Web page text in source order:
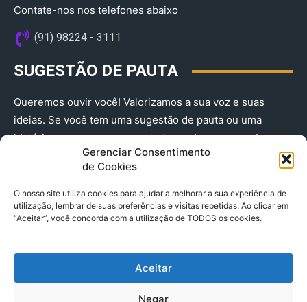
Gerenciar Consentimento
de Cookies
O nosso site utiliza cookies para ajudar a melhorar a sua experiência de
utilização, lembrar de suas preferências e visitas repetidas. Ao clicar em
“Aceitar”, você concorda com a utilização de TODOS os cookies.
Aceitar
Negar
Contate-nos nos telefones abaixo
(91) 98224 - 3111
SUGESTÃO DE PAUTA
Queremos ouvir você! Valorizamos a sua voz e suas
ideias. Se você tem uma sugestão de pauta ou uma
história que merece ser contada, envie-nos agora!
(91) 98224 - 3111
© 2025 A Província do Pará CNPJ: 04.901.141/0001-36 End .